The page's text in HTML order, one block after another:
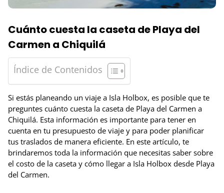
Cuánto cuesta la caseta de Playa del
Carmen a Chiquilá
Índice de Contenidos
Si estás planeando un viaje a Isla Holbox, es posible que te
preguntes cuánto cuesta la caseta de Playa del Carmen a
Chiquilá. Esta información es importante para tener en
cuenta en tu presupuesto de viaje y para poder planificar
tus traslados de manera eficiente. En este artículo, te
brindaremos toda la información que necesitas saber sobre
el costo de la caseta y cómo llegar a Isla Holbox desde Playa
del Carmen.